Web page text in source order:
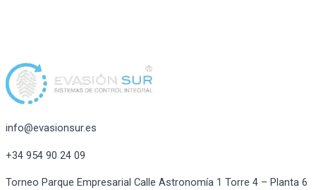
info@evasionsur.es
+34 954 90 24 09
Torneo Parque Empresarial Calle Astronomía 1 Torre 4 – Planta 6